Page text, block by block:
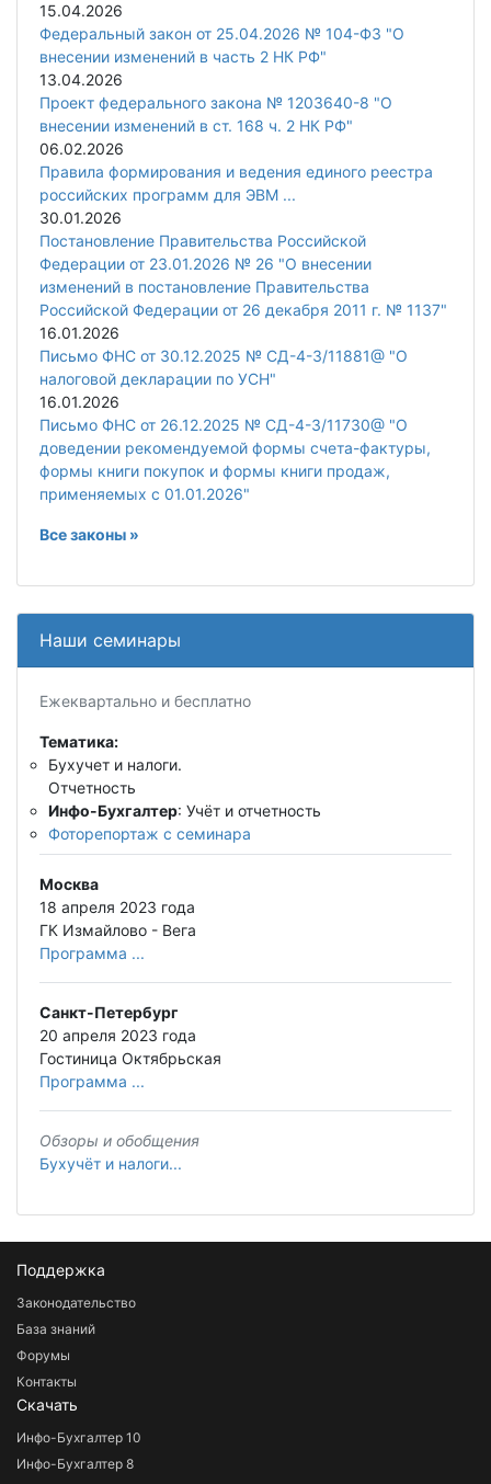
15.04.2026
Федеральный закон от 25.04.2026 № 104-ФЗ "О
внесении изменений в часть 2 НК РФ"
13.04.2026
Проект федерального закона № 1203640-8 "О
внесении изменений в ст. 168 ч. 2 НК РФ"
06.02.2026
Правила формирования и ведения единого реестра
российских программ для ЭВМ ...
30.01.2026
Постановление Правительства Российской
Федерации от 23.01.2026 № 26 "О внесении
изменений в постановление Правительства
Российской Федерации от 26 декабря 2011 г. № 1137"
16.01.2026
Письмо ФНС от 30.12.2025 № СД-4-3/11881@ "О
налоговой декларации по УСН"
16.01.2026
Письмо ФНС от 26.12.2025 № СД-4-3/11730@ "О
доведении рекомендуемой формы счета-фактуры,
формы книги покупок и формы книги продаж,
применяемых с 01.01.2026"
Все законы »
Наши семинары
Ежеквартально и бесплатно
Тематика:
Бухучет и налоги.
Отчетность
Инфо-Бухгалтер: Учёт и отчетность
Фоторепортаж с семинара
Москва
18 апреля 2023 года
ГК Измайлово - Вега
Программа ...
Санкт-Петербург
20 апреля 2023 года
Гостиница Октябрьская
Программа ...
Обзоры и обобщения
Бухучёт и налоги...
Поддержка
Законодательство
База знаний
Форумы
Контакты
Скачать
Инфо-Бухгалтер 10
Инфо-Бухгалтер 8